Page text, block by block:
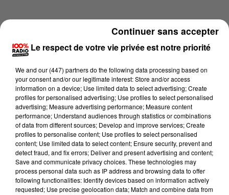
Lecture (4 min)
Le respect de votre vie privée est notre priorité
We and our (447) partnersdo the following data processing based on
your consent and/or our legitimate interest: Store and/or access
information on a device; Use limited data to select advertising; Create
profiles for personalised advertising; Use profiles to select personalised
advertising; Measure advertising performance; Measure content
performance; Understand audiences through statistics or combinations
of data from different sources; Develop and improve services; Create
profiles to personalise content; Use profiles to select personalised
content; Use limited data to select content; Ensure security, prevent and
detect fraud, and fix errors; Deliver and present advertising and content;
Save and communicate privacy choices. These technologies may
process personal data such as IP address and browsing data to offer
following functionalities: Identify devices based on information actively
requested; Use precise geolocation data; Match and combine data from
Continuer sans accepter